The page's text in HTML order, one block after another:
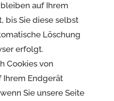
auf Ihrem
bis Sie diese selbst
Löschung
erfolgt.
Cookies von
Ihrem Endgerät
Sie unsere Seite